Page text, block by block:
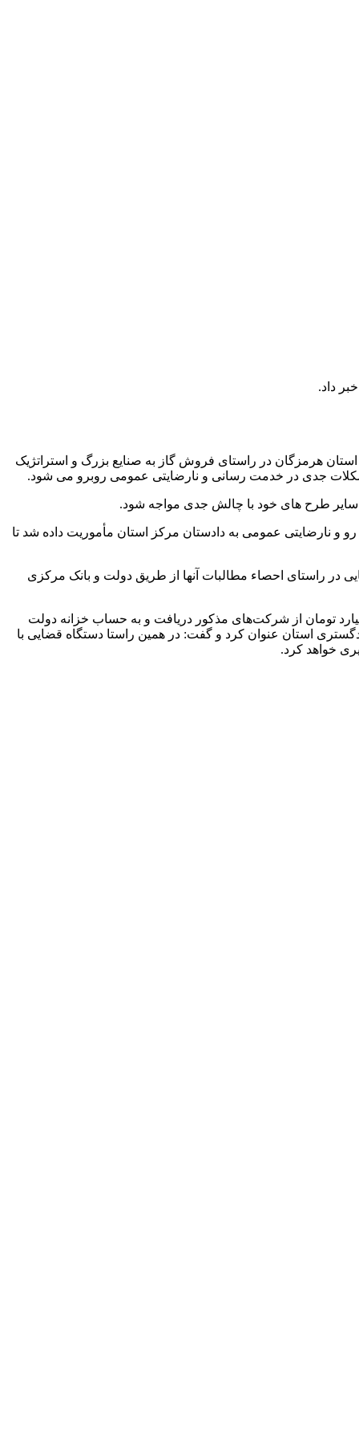
هرمزگان در راستای فروش گاز به صنایع بزرگ و استراتژیک
جدی در خدمت رسانی و نارضایتی عمومی روبرو می شود.
طرح های خود با چالش جدی مواجه شود.
نارضایتی عمومی به دادستان مرکز استان مأموریت داده شد تا
در راستای احصاء مطالبات آنها از طریق دولت و بانک مرکزی
مطالبات مذکور مربوط به چهار ماه بوده است، گفت: با پیگیری‌های دادگستری استان هرمزگان تاکنون ۳ هزار میلیارد تومان از شرکت‌های مذکور دریافت و به حساب خزانه دولت
استان عنوان کرد و گفت: در همین راستا دستگاه قضایی با
خواهد کرد.